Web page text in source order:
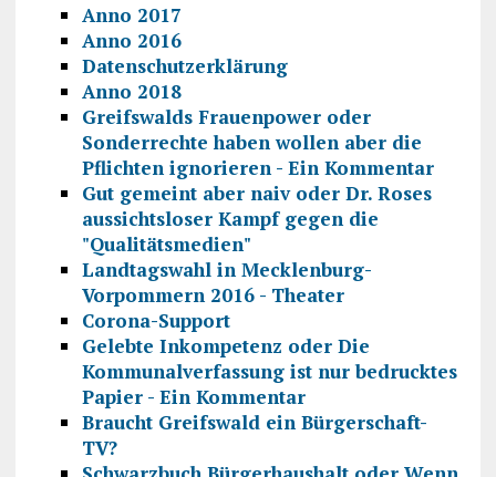
Anno 2017
Anno 2016
Datenschutzerklärung
Anno 2018
Greifswalds Frauenpower oder
Sonderrechte haben wollen aber die
Pflichten ignorieren - Ein Kommentar
Gut gemeint aber naiv oder Dr. Roses
aussichtsloser Kampf gegen die
"Qualitätsmedien"
Landtagswahl in Mecklenburg-
Vorpommern 2016 - Theater
Corona-Support
Gelebte Inkompetenz oder Die
Kommunalverfassung ist nur bedrucktes
Papier - Ein Kommentar
Braucht Greifswald ein Bürgerschaft-
TV?